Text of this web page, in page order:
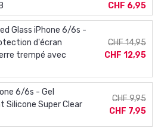
CHF 6,95
Glass iPhone 6/6s -
d'écran
trempé avec
CHF 14,95
CHF 12,95
6/6s - Gel
Silicone Super Clear
CHF 9,95
CHF 7,95